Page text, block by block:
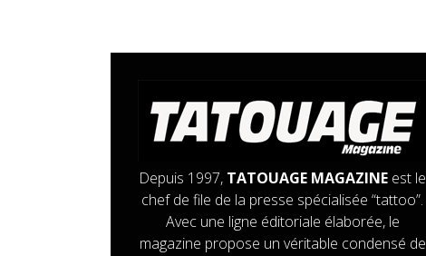
Depuis 1997, TATOUAGE MAGAZINE est le
chef de file de la presse spécialisée “tattoo”.
Avec une ligne éditoriale élaborée, le
magazine propose un véritable condensé de